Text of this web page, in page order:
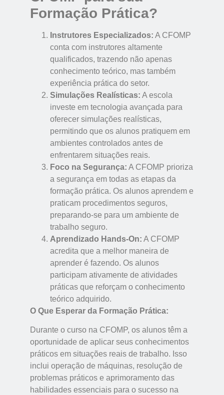
Formação Prática?
Instrutores Especializados: A CFOMP
conta com instrutores altamente
qualificados, trazendo não apenas
conhecimento teórico, mas também
experiência prática do setor.
Simulações Realísticas: A escola
investe em tecnologia avançada para
oferecer simulações realísticas,
permitindo que os alunos pratiquem em
ambientes controlados antes de
enfrentarem situações reais.
Foco na Segurança: A CFOMP prioriza
a segurança em todas as etapas da
formação prática. Os alunos aprendem e
praticam procedimentos seguros,
preparando-se para um ambiente de
trabalho seguro.
Aprendizado Hands-On: A CFOMP
acredita que a melhor maneira de
aprender é fazendo. Os alunos
participam ativamente de atividades
práticas que reforçam o conhecimento
teórico adquirido.
O Que Esperar da Formação Prática:
Durante o curso na CFOMP, os alunos têm a
oportunidade de aplicar seus conhecimentos
práticos em situações reais de trabalho. Isso
inclui operação de máquinas, resolução de
problemas práticos e aprimoramento das
habilidades essenciais para o sucesso na